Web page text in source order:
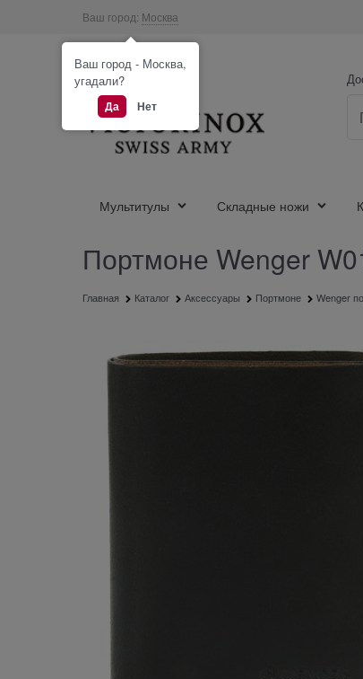
Ваш город: Москва
Мультитулы Складные ножи
Портмоне Wenger
Главная Каталог Аксессуары Портмоне Wenger
Ваш город - Москва,
угадали?
Да Нет